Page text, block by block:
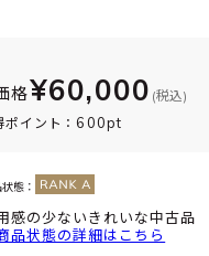
格¥60,000 (税込)
ポイント： 600pt
態：
感の少ないきれいな中古品
品状態の詳細はこちら